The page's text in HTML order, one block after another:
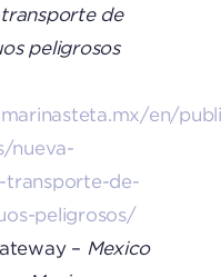
de
peligrosos
en/
nueva-
transporte-de-
peligrosos/
– Mexico